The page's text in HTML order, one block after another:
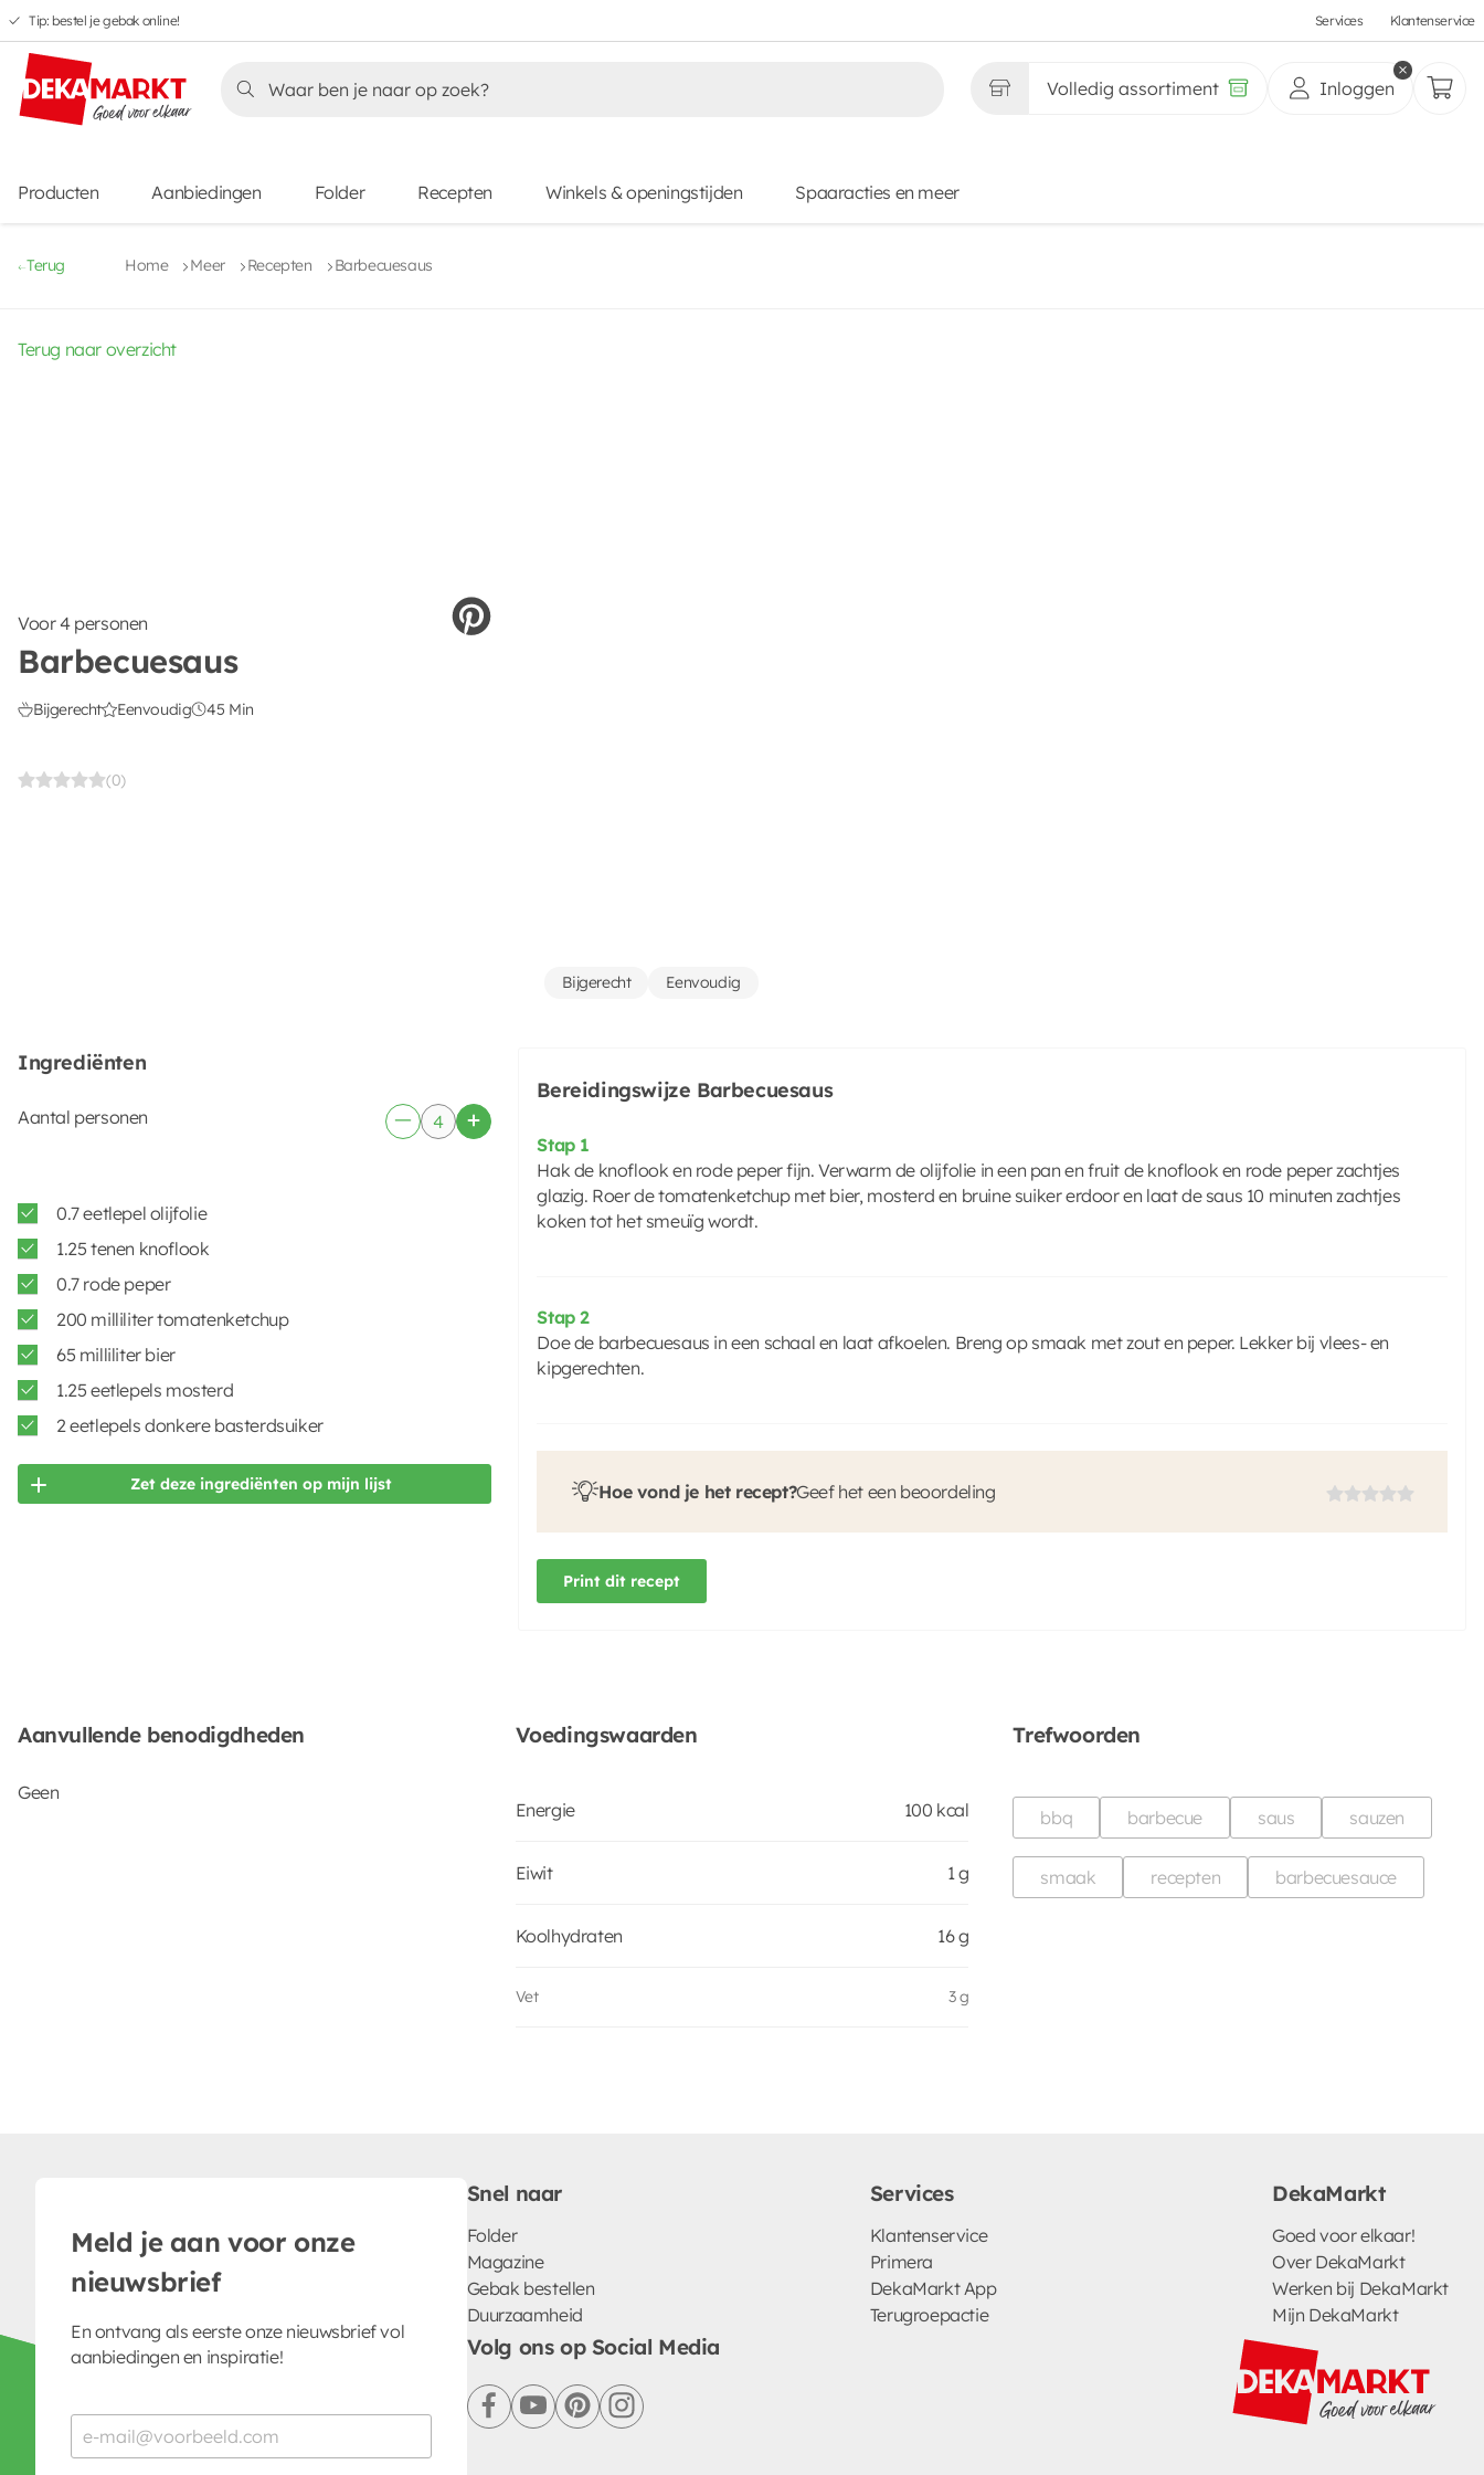
Overslaan
naar
hoofdnavigatie
Overslaan
naar
hoofdinhoud
Overslaan
naar
voettekstinhoud
Overslaan
naar
aanbiedingen
Tip: bestel je gebak online! Services Klantenservice
Volledig assortiment Inloggen
Producten Aanbiedingen Folder Recepten Winkels & openingstijden Spaaracties en meer
Terug Home Meer Recepten Barbecuesaus
Terug naar overzicht
Voor 4 personen
Barbecuesaus
Bijgerecht Eenvoudig 45 Min
(0)
Bijgerecht Eenvoudig
Ingrediënten
Aantal personen
0.7 eetlepel olijfolie
1.25 tenen knoflook
0.7 rode peper
200 milliliter tomatenketchup
65 milliliter bier
1.25 eetlepels mosterd
2 eetlepels donkere basterdsuiker
Zet deze ingrediënten op mijn lijst
Bereidingswijze Barbecuesaus
Stap 1
Hak de knoflook en rode peper fijn. Verwarm de olijfolie in een pan en fruit de knoflook en rode peper zachtjes
glazig. Roer de tomatenketchup met bier, mosterd en bruine suiker erdoor en laat de saus 10 minuten zachtjes
koken tot het smeuïg wordt.
Stap 2
Doe de barbecuesaus in een schaal en laat afkoelen. Breng op smaak met zout en peper. Lekker bij vlees- en
kipgerechten.
Hoe vond je het recept?Geef het een beoordeling
Print dit recept
Aanvullende benodigdheden
Geen
Voedingswaarden
Energie 100 kcal
Eiwit 1 g
Koolhydraten 16 g
Vet 3 g
Trefwoorden
bbq barbecue saus sauzen
smaak recepten barbecuesauce
Meld je aan voor onze
nieuwsbrief
En ontvang als eerste onze nieuwsbrief vol
aanbiedingen en inspiratie!
Snel naar
Folder
Magazine
Gebak bestellen
Duurzaamheid
Services
Klantenservice
Primera
DekaMarkt App
Terugroepactie
DekaMarkt
Goed voor elkaar!
Over DekaMarkt
Werken bij DekaMarkt
Mijn DekaMarkt
Volg ons op Social Media
facebookyoutubepinterestinstagram